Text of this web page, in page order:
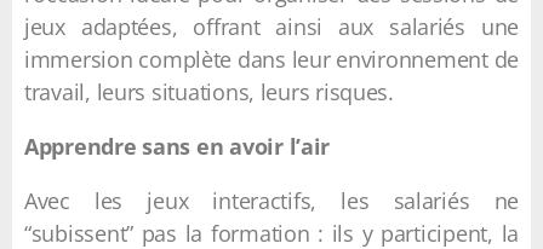
jeux adaptées, offrant ainsi aux salariés une
immersion complète dans leur environnement de
travail, leurs situations, leurs risques.
Apprendre sans en avoir l’air
Avec les jeux interactifs, les salariés ne
“subissent” pas la formation : ils y participent, la